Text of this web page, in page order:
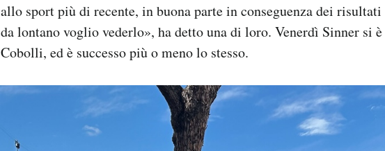
allo sport più di recente, in buona parte in conseguenza dei
da lontano voglio vederlo», ha detto una di loro. Venerdì Sinner si
Cobolli, ed è successo più o meno lo stesso.